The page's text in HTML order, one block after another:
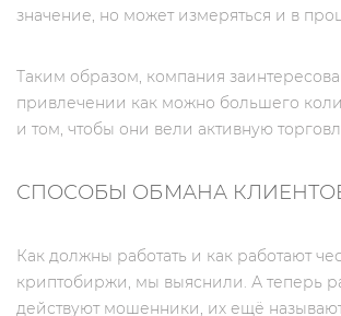
значение, но может измеряться и в
Таким образом, компания
привлечении как можно большего
и том, чтобы они вели активную
СПОСОБЫ ОБМАНА
Как должны работать и как работают
криптобиржи, мы выяснили. А теперь
действуют мошенники, их ещё